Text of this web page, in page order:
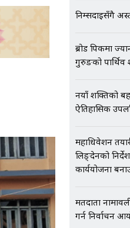
निम्सदाइसँगै
ब्रोड पिकमा
गुरुङको पार्थिव
नयाँ शक्तिको
ऐतिहासिक
महाधिवेशन
लिङ्देनको
कार्ययोजना
मतदाता
गर्न निर्वाचन